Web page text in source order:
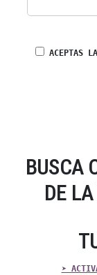
ACEPTAS
BUSCA
DE
➤